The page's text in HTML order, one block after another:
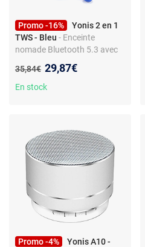
Promo -16%
Yonis 2 en 1
TWS - Bleu - Enceinte
nomade Bluetooth 5.3 avec
stéréo 360° - 5 W - Lecteur
carte TF et USB -
Ancien prix :
35,84€ Nouveau prix :
29,87€
En stock
Promo -4%
Yonis A10 -